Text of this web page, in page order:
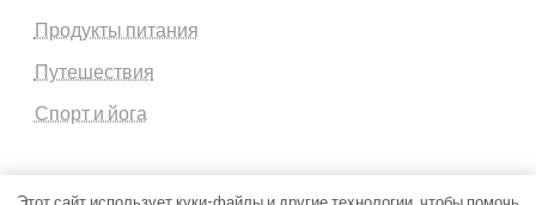
Продукты питания
Путешествия
Спорт и йога
Этот сайт использует куки-файлы и другие технологии, чтобы помочь